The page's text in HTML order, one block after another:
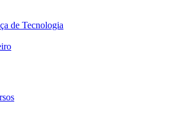
de Tecnologia